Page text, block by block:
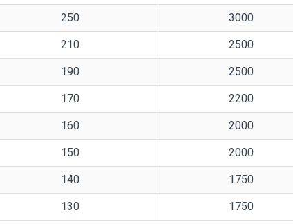
250 3000
210 2500
190 2500
170 2200
160 2000
150 2000
140 1750
130 1750